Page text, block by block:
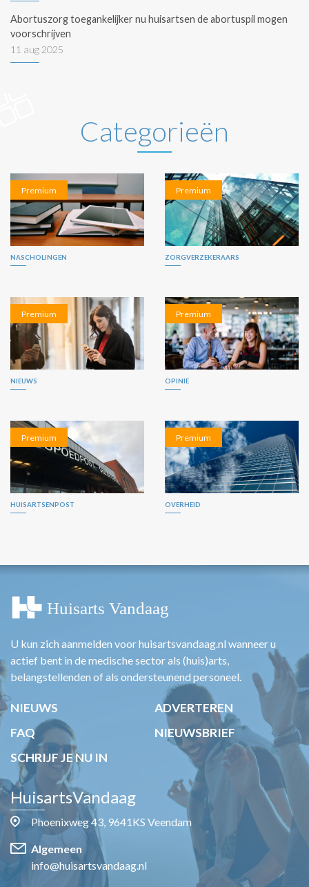
Abortuszorg toegankelijker nu huisartsen de abortuspil mogen
voorschrijven
11 aug 2025
Categorieën
Premium
NASCHOLINGEN
Premium
ZORGVERZEKERAARS
Premium
NIEUWS
Premium
OPINIE
Premium
HUISARTSENPOST
Premium
OVERHEID
U kun zich aanmelden voor huisartsvandaag.nl wanneer u
actief bent in de medische sector als (huis)arts,
belangstellenden of als ondersteunend personeel.
NIEUWS
ADVERTEREN
FAQ
NIEUWSBRIEF
SCHRIJF JE NU IN
HuisartsVandaag
Phoenixweg 43, 9641KS Veendam
Algemeen
info@huisartsvandaag.nl